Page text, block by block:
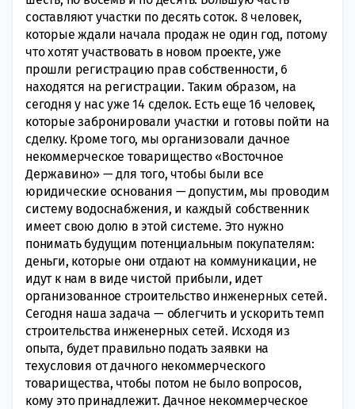
составляют участки по десять соток. 8 человек,
которые ждали начала продаж не один год, потому
что хотят участвовать в новом проекте, уже
прошли регистрацию прав собственности, 6
находятся на регистрации. Таким образом, на
сегодня у нас уже 14 сделок. Есть еще 16 человек,
которые забронировали участки и готовы пойти на
сделку. Кроме того, мы организовали дачное
некоммерческое товарищество «Восточное
Державино» — для того, чтобы были все
юридические основания — допустим, мы проводим
систему водоснабжения, и каждый собственник
имеет свою долю в этой системе. Это нужно
понимать будущим потенциальным покупателям:
деньги, которые они отдают на коммуникации, не
идут к нам в виде чистой прибыли, идет
организованное строительство инженерных сетей.
Сегодня наша задача — облегчить и ускорить темп
строительства инженерных сетей. Исходя из
опыта, будет правильно подать заявки на
техусловия от дачного некоммерческого
товарищества, чтобы потом не было вопросов,
кому это принадлежит. Дачное некоммерческое